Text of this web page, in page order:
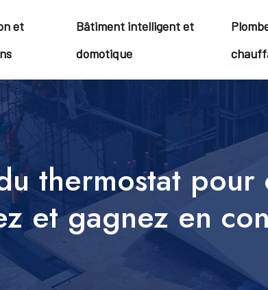
et
Bâtiment intelligent et
domotique
thermostat
et gagnez en